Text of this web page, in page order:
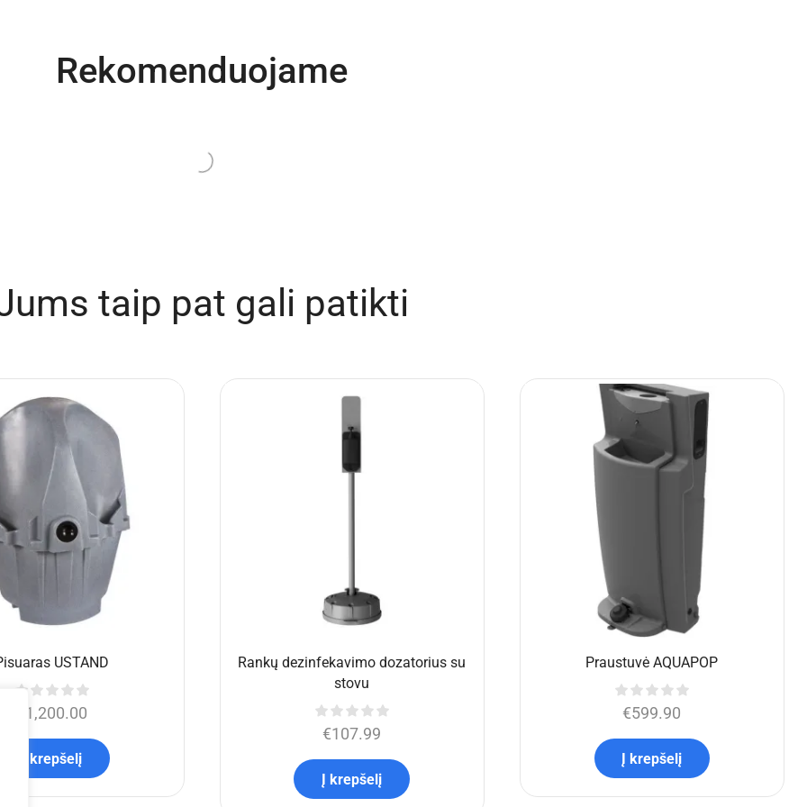
Rekomenduojame
6×1,5 m su tvorelėmis
(komplektas)
4,395.00
Į krepšelį
GPP Stages Podestas choro pakylai
Dirigento pakyla 1x1m, su tvorele ir
60cm kojomis
taip pat gali patikti